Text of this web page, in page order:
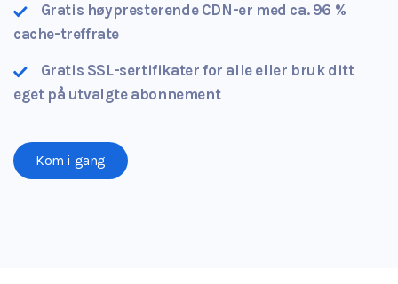
Gratis høypresterende CDN-er med ca. 96 %
cache-treffrate
Gratis SSL-sertifikater for alle eller bruk ditt
eget på utvalgte abonnement
Kom i gang